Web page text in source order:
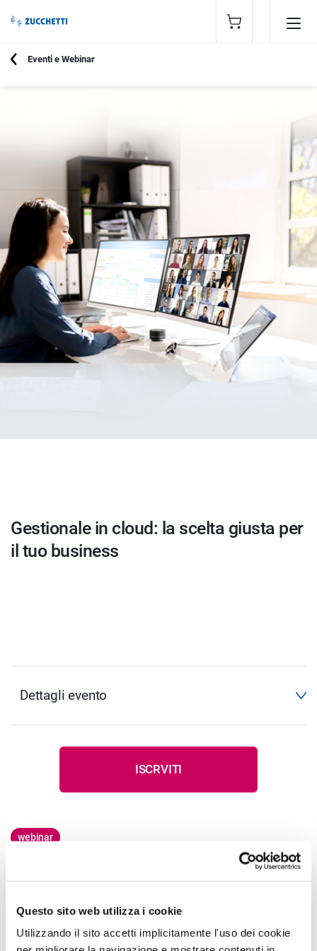
Questo sito web utilizza i cookie
Utilizzando il sito accetti implicitamente l'uso dei cookie
Eventi e Webinar
webinar
Il webinar, come il precedente, vuole presentare
catalizzatrice per la trasformazione digitale delle
imprese. Inoltre, l'adozione di un gestionale in cloud
Gestionale in cloud: la scelta giusta per
il tuo business
Dettagli evento
ISCRVITI